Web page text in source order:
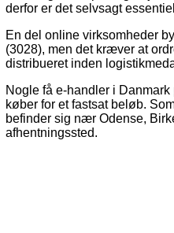
derfor er det selvsagt
En del online virksomheder
(3028), men det kræver at
distribueret inden
Nogle få e-handler i
køber for et fastsat beløb.
befinder sig nær Odense,
afhentningssted.